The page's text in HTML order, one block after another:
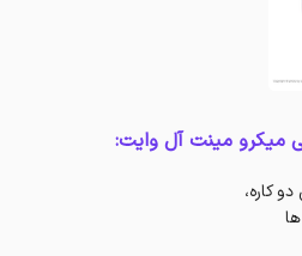
میکرو مینت آل وایت:
کاره،